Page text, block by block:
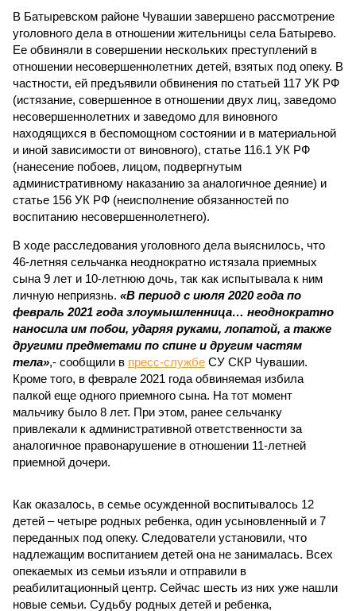
В Батыревском районе Чувашии завершено рассмотрение
уголовного дела в отношении жительницы села Батырево.
Ее обвиняли в совершении нескольких преступлений в
отношении несовершеннолетних детей, взятых под опеку. В
частности, ей предъявили обвинения по статьей 117 УК РФ
(истязание, совершенное в отношении двух лиц, заведомо
несовершеннолетних и заведомо для виновного
находящихся в беспомощном состоянии и в материальной
и иной зависимости от виновного), статье 116.1 УК РФ
(нанесение побоев, лицом, подвергнутым
административному наказанию за аналогичное деяние) и
статье 156 УК РФ (неисполнение обязанностей по
воспитанию несовершеннолетнего).
В ходе расследования уголовного дела выяснилось, что
46-летняя сельчанка неоднократно истязала приемных
сына 9 лет и 10-летнюю дочь, так как испытывала к ним
личную неприязнь. «В период с июля 2020 года по
февраль 2021 года злоумышленница… неоднократно
наносила им побои, ударяя руками, лопатой, а также
другими предметами по спине и другим частям
тела»,- сообщили в пресс-службе СУ СКР Чувашии.
Кроме того, в феврале 2021 года обвиняемая избила
палкой еще одного приемного сына. На тот момент
мальчику было 8 лет. При этом, ранее сельчанку
привлекали к административной ответственности за
аналогичное правонарушение в отношении 11-летней
приемной дочери.
Как оказалось, в семье осужденной воспитывалось 12
детей – четыре родных ребенка, один усыновленный и 7
переданных под опеку. Следователи установили, что
надлежащим воспитанием детей она не занималась. Всех
опекаемых из семьи изъяли и отправили в
реабилитационный центр. Сейчас шесть из них уже нашли
новые семьи. Судьбу родных детей и ребенка,